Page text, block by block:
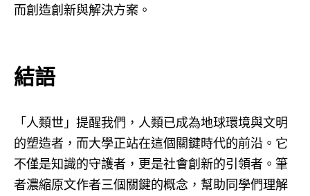
而創造創新與解決方案。
結語
「人類世」提醒我們，人類已成為地球環境與文明
的塑造者，而大學正站在這個關鍵時代的前沿。它
不僅是知識的守護者，更是社會創新的引領者。筆
者濃縮原文作者三個關鍵的概念，幫助同學們理解